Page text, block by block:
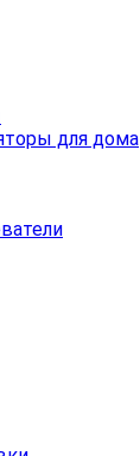
для дома